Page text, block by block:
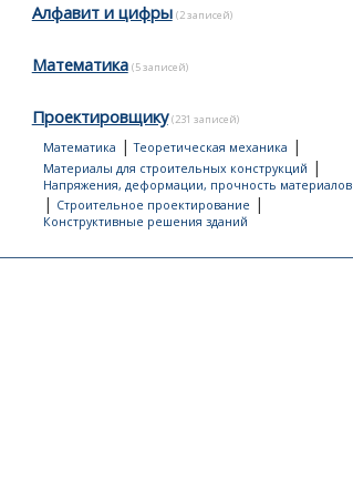
Алфавит и цифры (2 записей)
Математика (5 записей)
Проектировщику (231 записей)
Математика |Теоретическая механика |
Материалы для строительных конструкций |
Напряжения, деформации, прочность материалов
| Строительное проектирование |
Конструктивные решения зданий